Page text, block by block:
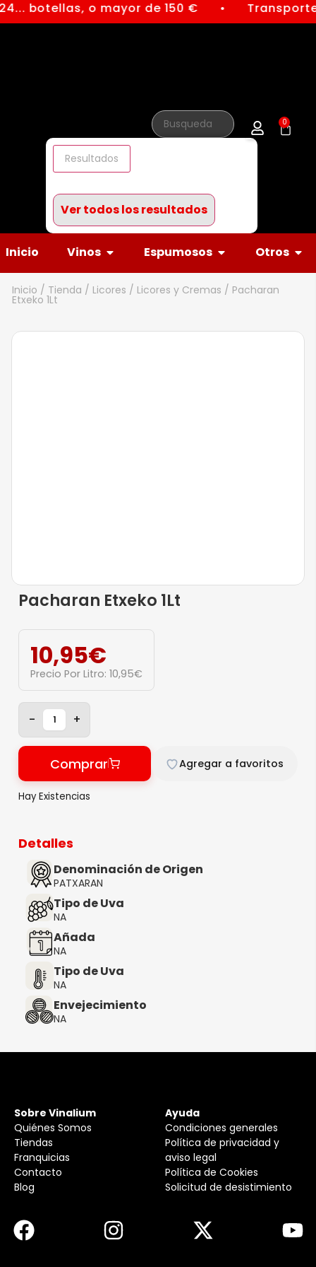
botellas, o mayor de 150 € ●
Resultados
Ver todos los resultados
0
Inicio Vinos Espumosos Otros
Inicio / Tienda / Licores / Licores y Cremas / Pacharan
Etxeko 1Lt
Pacharan Etxeko 1Lt
10,95€
Precio Por Litro: 10,95€
- +
Comprar Agregar a favoritos
Hay Existencias
Detalles
Denominación de Origen
PATXARAN
Tipo de Uva
NA
Añada
NA
Tipo de Uva
NA
Envejecimiento
NA
Sobre Vinalium
Quiénes Somos
Tiendas
Franquicias
Contacto
Blog
Ayuda
Condiciones generales
Política de privacidad y
aviso legal
Política de Cookies
Solicitud de desistimiento